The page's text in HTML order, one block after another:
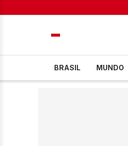
BRASIL MUNDO